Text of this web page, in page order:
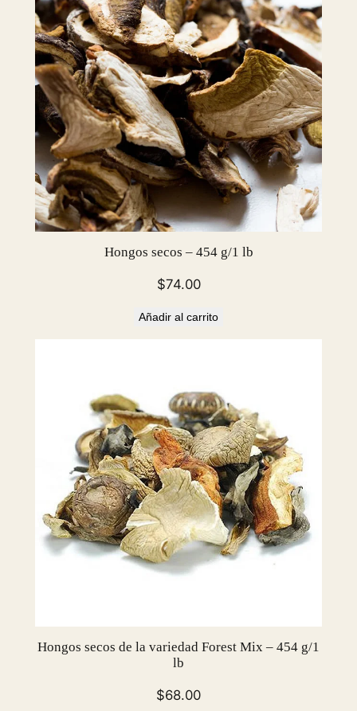
5
o
z
c
a
n
t
i
d
a
d
Hongos secos – 454 g/1 lb
$74.00
Añadir al carrito
Hongos secos de la variedad Forest Mix – 454 g/1
lb
$68.00